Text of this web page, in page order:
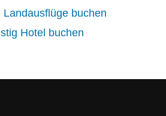
Landausflüge buchen
Hotel buchen